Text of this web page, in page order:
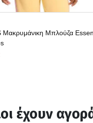
Μακρυμάνικη Μπλούζα
έχουν